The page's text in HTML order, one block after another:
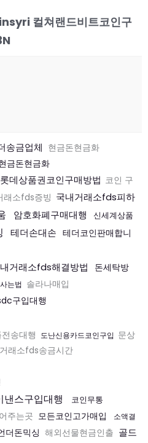
컬쳐랜드비트코인구
송금업체 현금돈현금화
금돈현금화
롯데상품권코인구매방법 코인 구
래소fds증빙 국내거래소fds피하
암호화폐구매대행
신세계상품
테더손대손 테더코인판매합니
거래소fds해결방법
돈세탁방
는법 솔라나매입
구입대행
송대행 도난신용카드코인구입 문상
래소fds송금시간
낸스구입대행 코인무통
주는곳 모든코인고가매입
소액결
더돈믹싱 해외선물현금인출 골드